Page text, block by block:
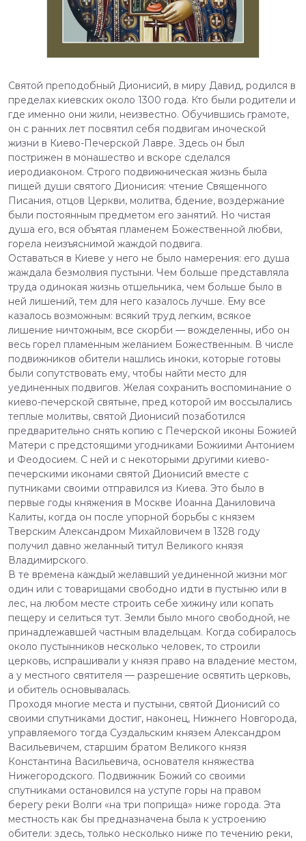
Святой преподобный Дионисий, в миру Давид, родился в
пределах киевских около 1300 года. Кто были родители и
где именно они жили, неизвестно. Обучившись грамоте,
он с ранних лет посвятил себя подвигам иноческой
жизни в Киево-Печерской Лавре. Здесь он был
пострижен в монашество и вскоре сделался
иеродиаконом. Строго подвижническая жизнь была
пищей души святого Дионисия: чтение Священного
Писания, отцов Церкви, молитва, бдение, воздержание
были постоянным предметом его занятий. Но чистая
душа его, вся объятая пламенем Божественной любви,
горела неизъяснимой жаждой подвига.
Оставаться в Киеве у него не было намерения: его душа
жаждала безмолвия пустыни. Чем больше представляла
труда одинокая жизнь отшельника, чем больше было в
ней лишений, тем для него казалось лучше. Ему все
казалось возможным: всякий труд легким, всякое
лишение ничтожным, все скорби — вожделенны, ибо он
весь горел пламенным желанием Божественным. В числе
подвижников обители нашлись иноки, которые готовы
были сопутствовать ему, чтобы найти место для
уединенных подвигов. Желая сохранить воспоминание о
киево-печерской святыне, пред которой им воссылались
теплые молитвы, святой Дионисий позаботился
предварительно снять копию с Печерской иконы Божией
Матери с предстоящими угодниками Божиими Антонием
и Феодосием. С ней и с некоторыми другими киево-
печерскими иконами святой Дионисий вместе с
путниками своими отправился из Киева. Это было в
первые годы княжения в Москве Иоанна Даниловича
Калиты, когда он после упорной борьбы с князем
Тверским Александром Михайловичем в 1328 году
получил давно желанный титул Великого князя
Владимирского.
В те времена каждый желавший уединенной жизни мог
один или с товарищами свободно идти в пустыню или в
лес, на любом месте строить себе хижину или копать
пещеру и селиться тут. Земли было много свободной, не
принадлежавшей частным владельцам. Когда собиралось
около пустынников несколько человек, то строили
церковь, испрашивали у князя право на владение местом,
а у местного святителя — разрешение освятить церковь,
и обитель основывалась.
Проходя многие места и пустыни, святой Дионисий со
своими спутниками достиг, наконец, Нижнего Новгорода,
управляемого тогда Суздальским князем Александром
Васильевичем, старшим братом Великого князя
Константина Васильевича, основателя княжества
Нижегородского. Подвижник Божий со своими
спутниками остановился на уступе горы на правом
берегу реки Волги «на три поприща» ниже города. Эта
местность как бы предназначена была к устроению
обители: здесь, только несколько ниже по течению реки,